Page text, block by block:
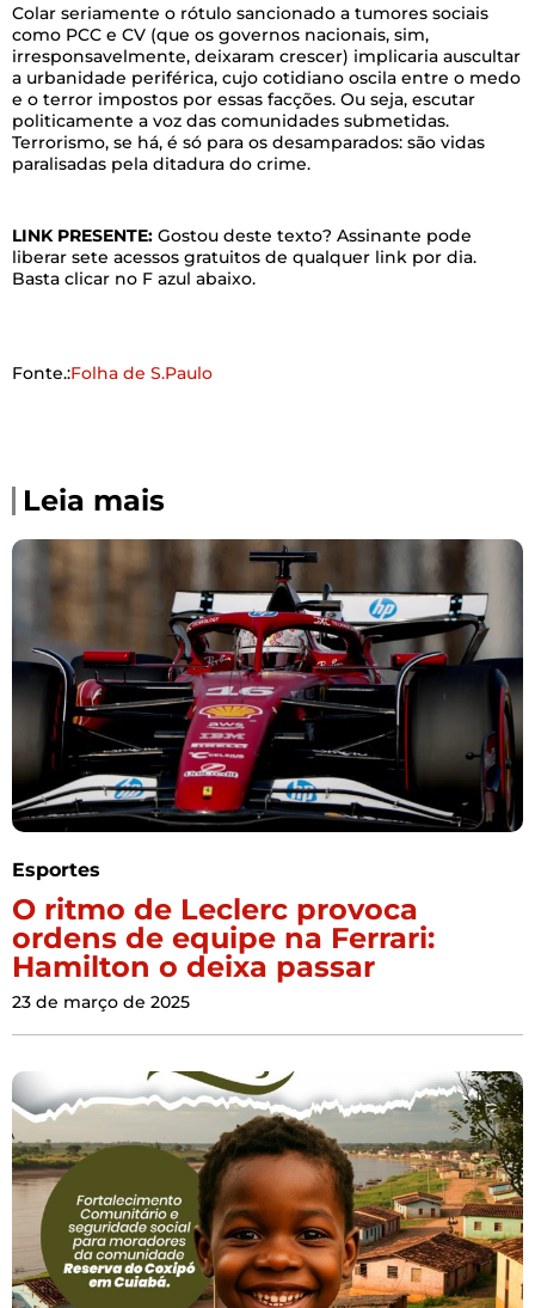
Colar seriamente o rótulo sancionado a tumores sociais
como PCC e CV (que os governos nacionais, sim,
irresponsavelmente, deixaram crescer) implicaria auscultar
a urbanidade periférica, cujo cotidiano oscila entre o medo
e o terror impostos por essas facções. Ou seja, escutar
politicamente a voz das comunidades submetidas.
Terrorismo, se há, é só para os desamparados: são vidas
paralisadas pela ditadura do crime.
LINK PRESENTE: Gostou deste texto? Assinante pode
liberar sete acessos gratuitos de qualquer link por dia.
Basta clicar no F azul abaixo.
Fonte.:Folha de S.Paulo
Leia mais
Esportes
O ritmo de Leclerc provoca
ordens de equipe na Ferrari:
Hamilton o deixa passar
23 de março de 2025